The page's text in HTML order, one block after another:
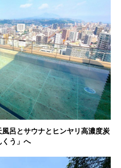
呂とサウナとヒンヤリ高濃度炭
くう」へ